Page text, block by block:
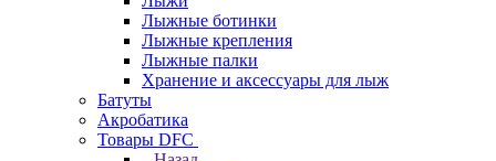
Лыжные ботинки
Лыжные крепления
Лыжные палки
Хранение и аксессуары для лыж
Батуты
Акробатика
Товары DFC